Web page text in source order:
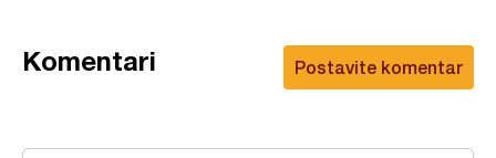
Postavite komentar
Komentari